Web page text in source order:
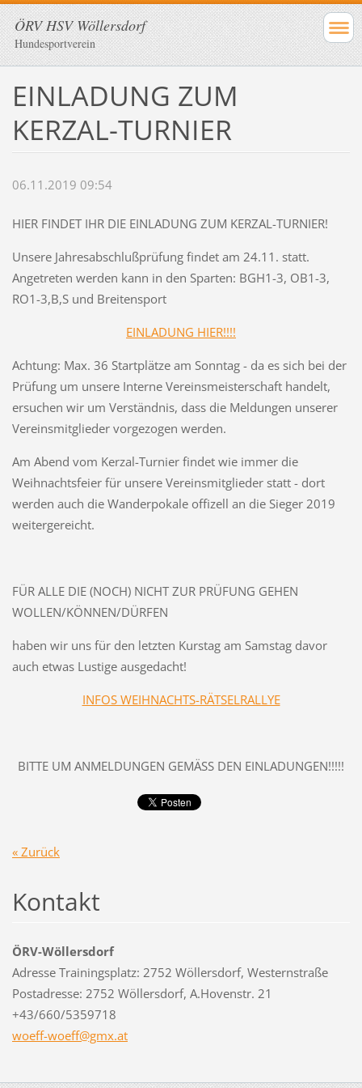
ÖRV HSV Wöllersdorf
Hundesportverein
EINLADUNG ZUM
KERZAL-TURNIER
06.11.2019 09:54
HIER FINDET IHR DIE EINLADUNG ZUM KERZAL-TURNIER!
Unsere Jahresabschlußprüfung findet am 24.11. statt.
Angetreten werden kann in den Sparten: BGH1-3, OB1-3,
RO1-3,B,S und Breitensport
EINLADUNG HIER!!!!
Achtung: Max. 36 Startplätze am Sonntag - da es sich bei der
Prüfung um unsere Interne Vereinsmeisterschaft handelt,
ersuchen wir um Verständnis, dass die Meldungen unserer
Vereinsmitglieder vorgezogen werden.
Am Abend vom Kerzal-Turnier findet wie immer die
Weihnachtsfeier für unsere Vereinsmitglieder statt - dort
werden auch die Wanderpokale offizell an die Sieger 2019
weitergereicht.
FÜR ALLE DIE (NOCH) NICHT ZUR PRÜFUNG GEHEN
WOLLEN/KÖNNEN/DÜRFEN
haben wir uns für den letzten Kurstag am Samstag davor
auch etwas Lustige ausgedacht!
INFOS WEIHNACHTS-RÄTSELRALLYE
BITTE UM ANMELDUNGEN GEMÄSS DEN EINLADUNGEN!!!!!
« Zurück
Kontakt
ÖRV-Wöllersdorf
Adresse Trainingsplatz: 2752 Wöllersdorf, Westernstraße
Postadresse: 2752 Wöllersdorf, A.Hovenstr. 21
+43/660/5359718
woeff-woeff@gmx.at